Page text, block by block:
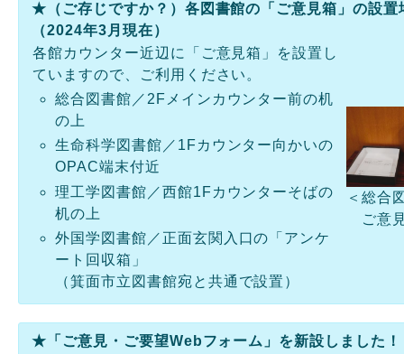
★（ご存じですか？）各図書館の「ご意見箱」の設置
（2024年3月現在）
各館カウンター近辺に「ご意見箱」を設置し
ていますので、ご利用ください。
総合図書館／2Fメインカウンター前の机
の上
生命科学図書館／1Fカウンター向かいの
OPAC端末付近
理工学図書館／西館1Fカウンターそばの
机の上
外国学図書館／正面玄関入口の「アンケ
ート回収箱」
（箕面市立図書館宛と共通で設置）
＜総合
ご意
★「ご意見・ご要望Webフォーム」を新設しました！